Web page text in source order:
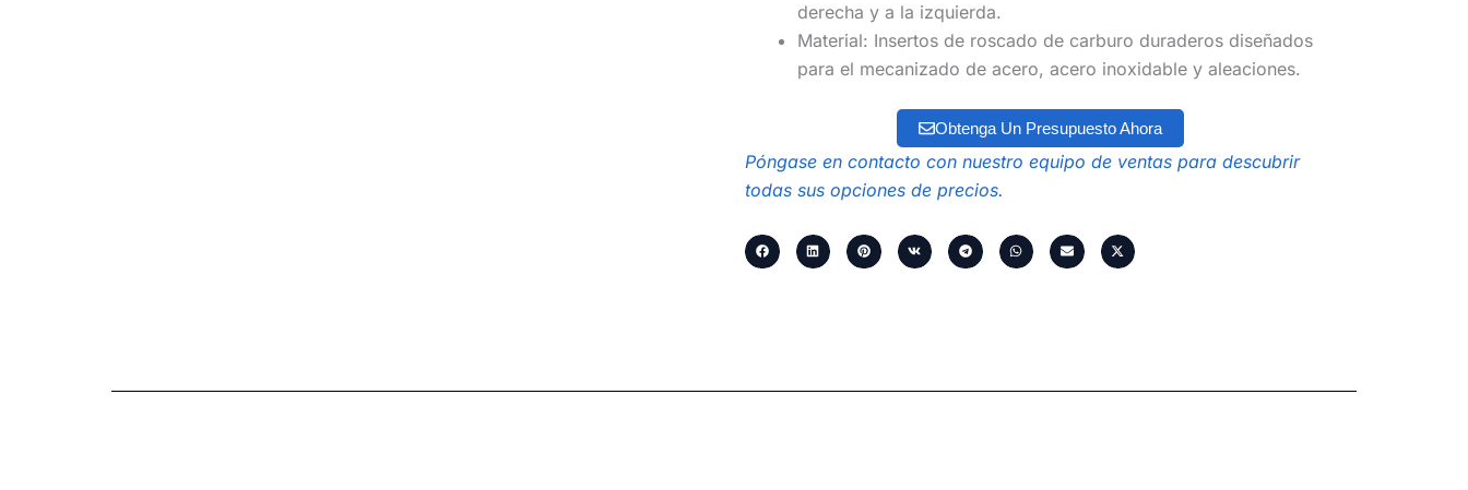
derecha y a la izquierda.
Material: Insertos de roscado de carburo duraderos diseñados
para el mecanizado de acero, acero inoxidable y aleaciones.
Obtenga Un Presupuesto Ahora
Póngase en contacto con nuestro equipo de ventas para descubrir
todas sus opciones de precios.